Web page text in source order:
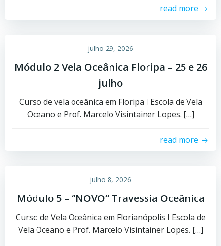
read more
julho 29, 2026
Módulo 2 Vela Oceânica Floripa – 25 e 26
julho
Curso de vela oceânica em Floripa I Escola de Vela
Oceano e Prof. Marcelo Visintainer Lopes. […]
read more
julho 8, 2026
Módulo 5 – “NOVO” Travessia Oceânica
Curso de Vela Oceânica em Florianópolis I Escola de
Vela Oceano e Prof. Marcelo Visintainer Lopes. […]